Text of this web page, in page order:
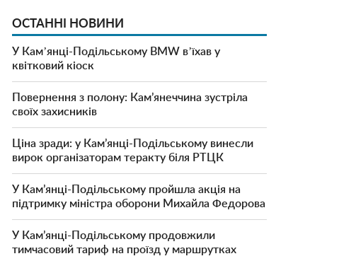
ОСТАННІ НОВИНИ
У Камʼянці-Подільському BMW вʼїхав у
квітковий кіоск
Повернення з полону: Кам’янеччина зустріла
своїх захисників
Ціна зради: у Кам’янці-Подільському винесли
вирок організаторам теракту біля РТЦК
У Кам’янці-Подільському пройшла акція на
підтримку міністра оборони Михайла Федорова
У Кам’янці-Подільському продовжили
тимчасовий тариф на проїзд у маршрутках